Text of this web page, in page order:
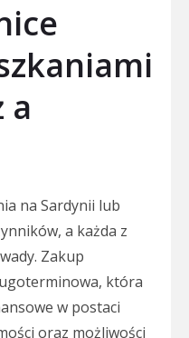
a
na Sardynii lub
a każda z
Zakup
która
w postaci
oraz możliwości